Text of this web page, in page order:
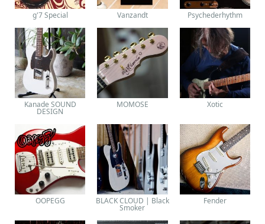
g'7 Special Vanzandt Psychederhythm
Kanade SOUND
DESIGN
MOMOSE Xotic
OOPEGG BLACK CLOUD | Black
Smoker
Fender